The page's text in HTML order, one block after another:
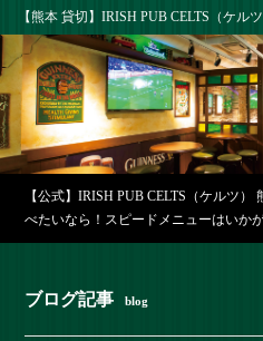
【熊本 貸切】IRISH PUB CELTS（ケル
【公式】IRISH PUB CELTS（ケルツ）
べたいなら！スピードメニューはいか
ブログ記事 blog